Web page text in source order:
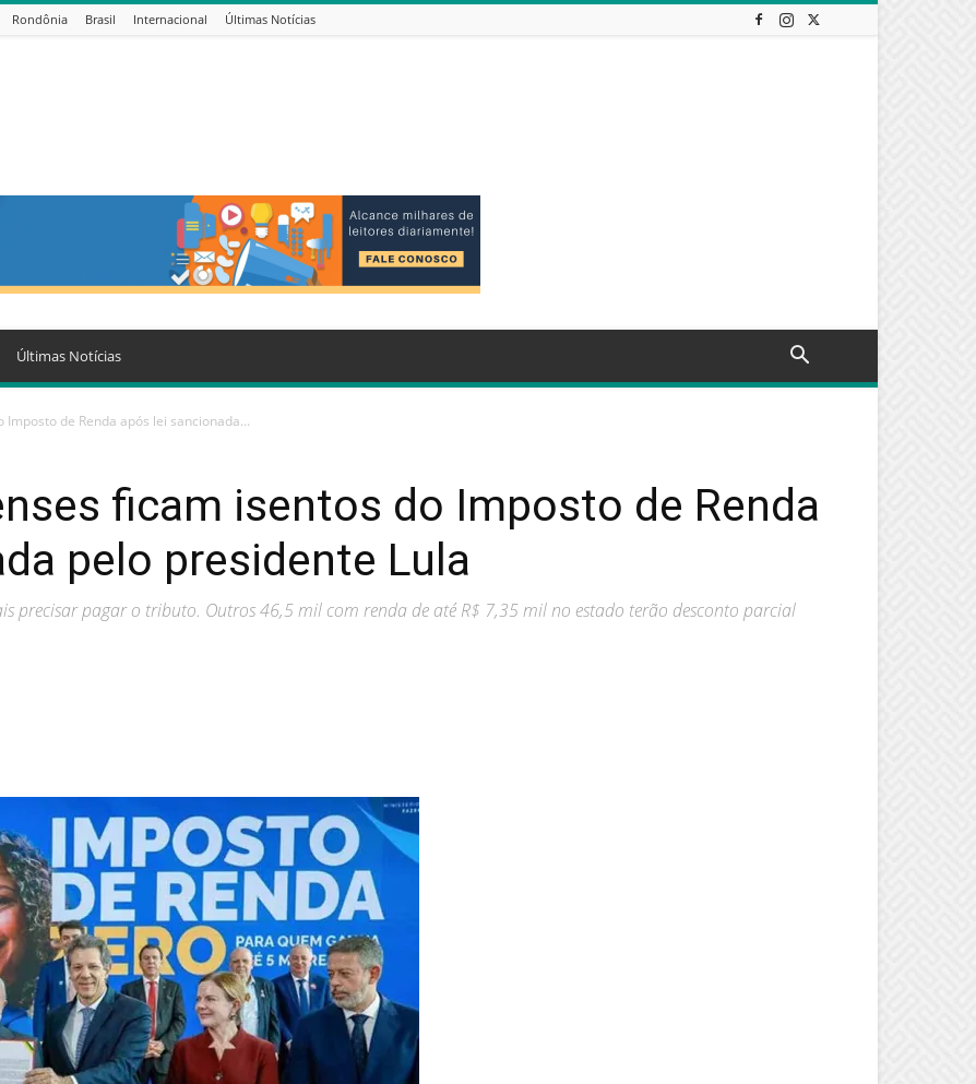
Rondônia Brasil Internacional Últimas Notícias
Últimas Notícias
de Renda após lei sancionada...
ficam isentos do Imposto de Renda
pelo presidente Lula
precisar pagar o tributo. Outros 46,5 mil com renda de até R$ 7,35 mil no estado terão desconto parcial